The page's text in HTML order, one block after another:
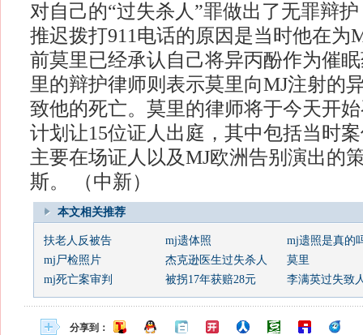
对自己的“过失杀人”罪做出了无罪辩
推迟拨打911电话的原因是当时他在为
前莫里已经承认自己将异丙酚作为催
里的辩护律师则表示莫里向MJ注射的
致他的死亡。莫里的律师将于今天开
计划让15位证人出庭，其中包括当时
主要在场证人以及MJ欧洲告别演出的
斯。 （中新）
本文相关推荐
扶老人反被告 mj遗体照
mj遗照是真的
mj尸检照片
杰克逊医生过失杀人
莫里
mj死亡案审判
被拐17年获赔28元 李满英过失致
分享到：